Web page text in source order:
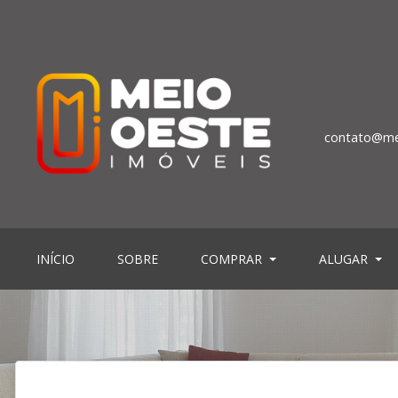
INÍCIO (CURRENT)SOBRE(CURRENT)COMPRAR ALUGAR